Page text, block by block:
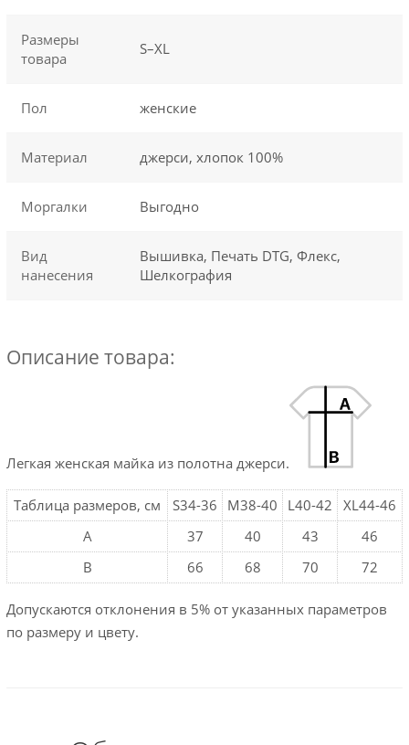
Размеры
товара
S–XL
Пол женские
Материал джерси, хлопок 100%
Моргалки Выгодно
Вид
нанесения
Вышивка, Печать DTG, Флекс,
Шелкография
Описание товара:
Легкая женская майка из полотна джерси.
Таблица размеров, см S34-36 M38-40 L40-42
XL44-46
A
37 40 43
46
B
66 68 70 72
Допускаются отклонения в 5% от указанных параметров
по размеру и цвету.